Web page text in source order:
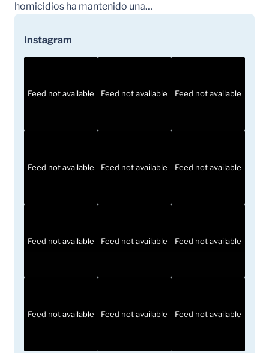
homicidios ha mantenido una…
Instagram
Feed not available Feed not available Feed not available
Feed not available Feed not available Feed not available
Feed not available Feed not available Feed not available
Feed not available Feed not available Feed not available